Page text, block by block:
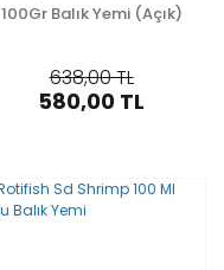
100Gr Balık Yemi (Açık)
638,00 TL
580,00 TL